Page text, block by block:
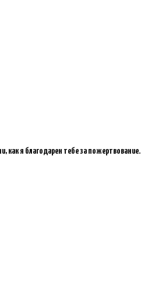
как я благодарен тебе за пожертвование.